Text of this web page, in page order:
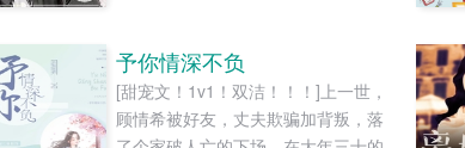
白溯为了救人被污秽侵染，只能坠入
小世界中穿梭以求自保。 于是辰天只
得跟随着白溯，一边守护他，一边收
予你情深不负
[甜宠文！1v1！双洁！！！]上一世，
顾情希被好友，丈夫欺骗加背叛，落